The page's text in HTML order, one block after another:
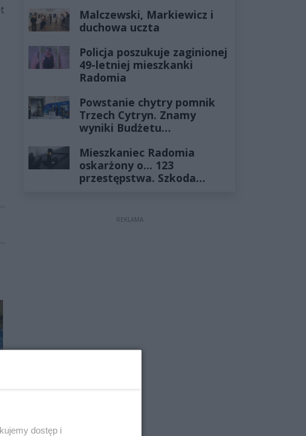
żyłach
Malczewski, Markiewicz i
duchowa uczta
Policja poszukuje zaginionej
49-letniej mieszkanki
Radomia
Powstanie chytry pomnik
Trzech Cytryn. Znamy
wyniki Budżetu
Mieszkaniec Radomia
oskarżony o... 123
przestępstwa. Szkoda
REKLAMA
dostęp i